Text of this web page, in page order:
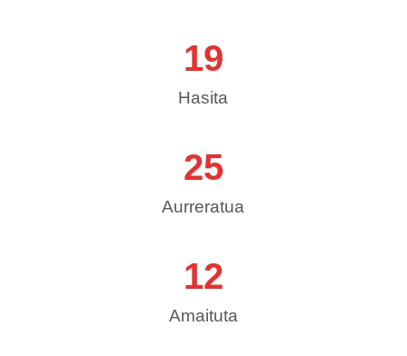
19
Hasita
25
Aurreratua
12
Amaituta